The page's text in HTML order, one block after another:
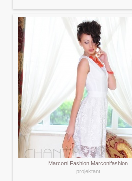
Marconi Fashion Marconifashion
projektant